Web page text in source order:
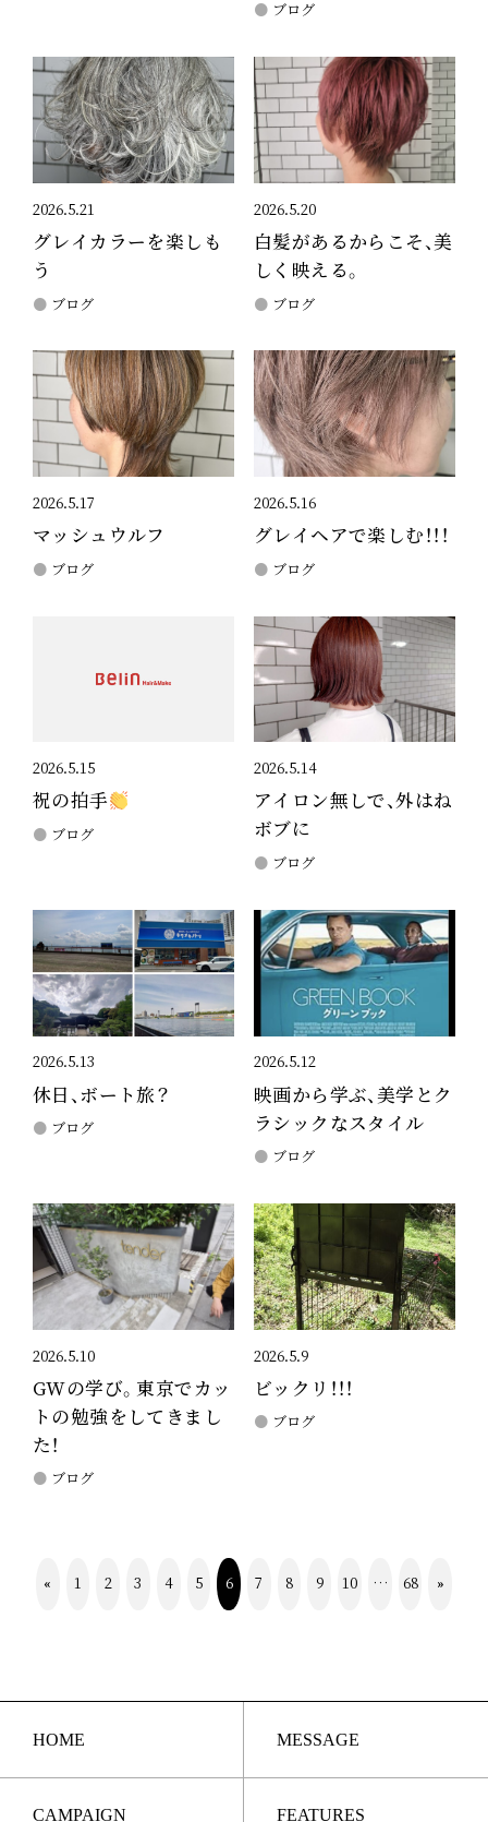
ブログ
2026.5.21
グレイカラーを楽しも
う
ブログ
2026.5.20
白髪があるからこそ、美
しく映える。
ブログ
2026.5.17
マッシュウルフ
ブログ
2026.5.16
グレイヘアで楽しむ！！！
ブログ
2026.5.15
祝の拍手
ブログ
2026.5.14
アイロン無しで、外はね
ボブに
ブログ
2026.5.13
休日、ボート旅？
ブログ
2026.5.12
映画から学ぶ、美学とク
ラシックなスタイル
ブログ
2026.5.10
GWの学び。東京でカッ
トの勉強をしてきまし
た！
ブログ
2026.5.9
ビックリ！！！
ブログ
« 1 2 3 4 5 6 7 8 9 10 … 68 »
HOME MESSAGE
CAMPAIGN FEATURES